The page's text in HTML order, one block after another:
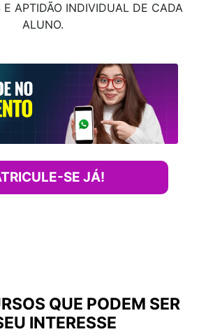
E APTIDÃO INDIVIDUAL DE CADA
ALUNO.
SE JÁ!
QUE PODEM SER
INTERESSE